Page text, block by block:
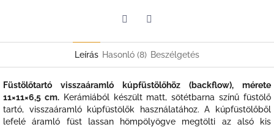
Leírás Hasonló (8) Beszélgetés
Füstölőtartó visszaáramló kúpfüstölőhöz (backflow), mérete
11×11×6,5 cm. Kerámiából készült matt, sötétbarna színű füstölő
tartó, visszaáramló kúpfüstölők használatához. A kúpfüstölőből
lefelé áramló füst lassan hömpölyögve megtölti az alsó kis